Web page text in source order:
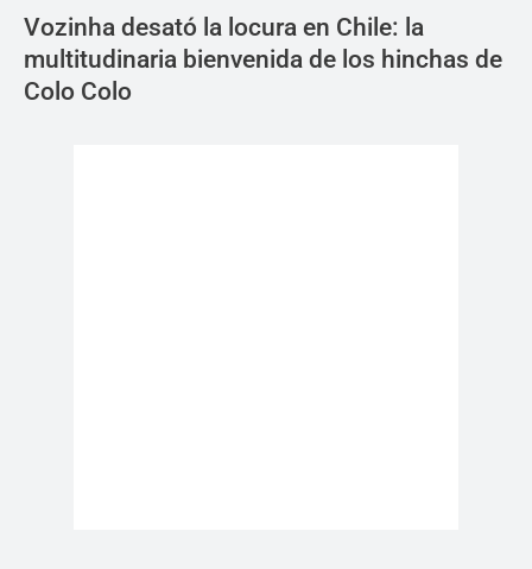
Vozinha desató la locura en Chile: la
multitudinaria bienvenida de los hinchas de
Colo Colo